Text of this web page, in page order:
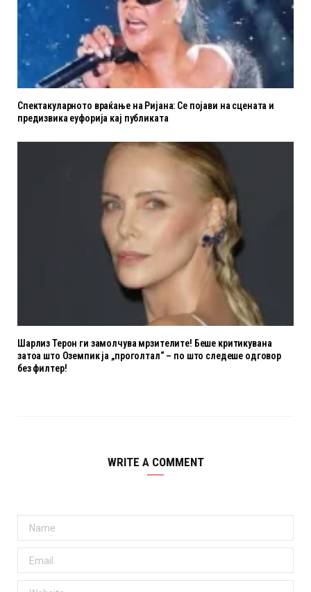
Спектакуларното враќање на Ријана: Се појави на сцената и
предизвика еуфорија кај публиката
Шарлиз Терон ги замолчува мрзителите! Беше критикувана
затоа што Оземпик ја „проголтал“ – по што следеше одговор
без филтер!
WRITE A COMMENT